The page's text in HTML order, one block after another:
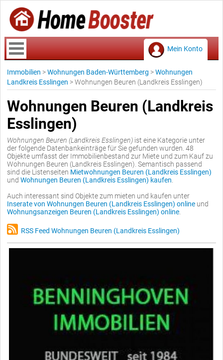
Mein Konto
Immobilien >Wohnungen Baden-Württemberg >Wohnungen
Landkreis Esslingen >Wohnungen Beuren (Landkreis Esslingen)
Wohnungen Beuren (Landkreis
Esslingen)
Wohnungen Beuren (Landkreis Esslingen) ist eine Kategorie unter
der folgende Datenbankeinträge für Sie gefunden wurden. 48
Objekte umfasst der Immobilienbestand zur Miete und zum Kauf zu
Wohnungen Beuren (Landkreis Esslingen). Semantisch passend
sind die Listenseiten Mietwohnungen Beuren (Landkreis Esslingen)
und Wohnungen Beuren (Landkreis Esslingen) kaufen
Auch interessant sind Objekte zum mieten und kaufen unter
Inserate von Wohnungen Beuren (Landkreis Esslingen) online und
Wohnungsanzeigen Beuren (Landkreis Esslingen) online
RSS Feed Wohnungen Beuren (Landkreis Esslingen)